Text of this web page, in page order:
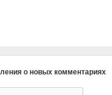
о новых комментариях